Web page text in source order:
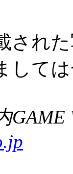
され
して
GAME